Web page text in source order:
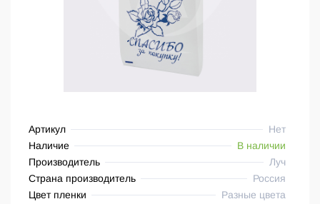
Артикул
Нет
Наличие
В наличии
Производитель
Луч
Страна производитель
Россия
Цвет пленки
Разные цвета